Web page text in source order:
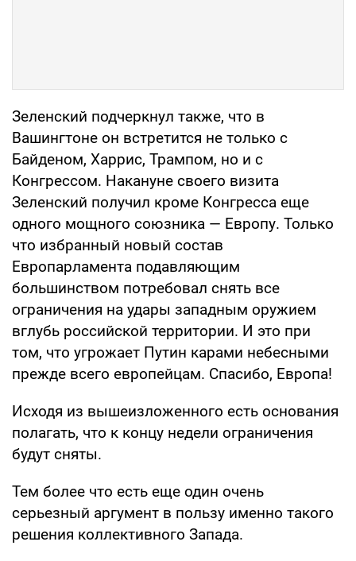
Зеленский подчеркнул также, что в
Вашингтоне он встретится не только с
Байденом, Харрис, Трампом, но и с
Конгрессом. Накануне своего визита
Зеленский получил кроме Конгресса еще
одного мощного союзника — Европу. Только
что избранный новый состав
Европарламента подавляющим
большинством потребовал снять все
ограничения на удары западным оружием
вглубь российской территории. И это при
том, что угрожает Путин карами небесными
прежде всего европейцам. Спасибо, Европа!
Исходя из вышеизложенного есть основания
полагать, что к концу недели ограничения
будут сняты.
Тем более что есть еще один очень
серьезный аргумент в пользу именно такого
решения коллективного Запада.